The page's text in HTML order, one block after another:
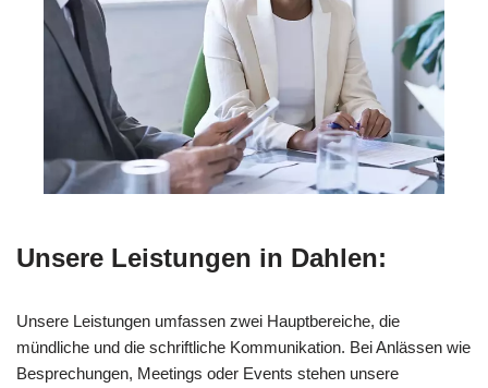
Unsere Leistungen in Dahlen:
Unsere Leistungen umfassen zwei Hauptbereiche, die
mündliche und die schriftliche Kommunikation. Bei Anlässen wie
Besprechungen, Meetings oder Events stehen unsere